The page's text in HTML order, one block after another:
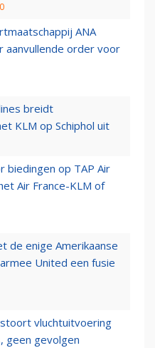
ANA
aanvullende order voor
breidt
KLM op Schiphol uit
biedingen op TAP Air
Air France-KLM of
de enige Amerikaanse
United een fusie
vluchtuitvoering
geen gevolgen